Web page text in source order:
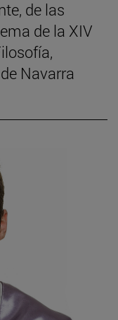
de las
de la XIV
Navarra